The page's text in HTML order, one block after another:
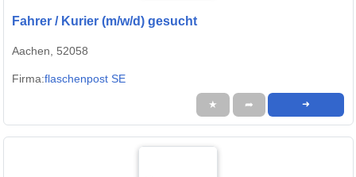
Fahrer / Kurier (m/w/d) gesucht
Aachen, 52058
Firma:flaschenpost SE
★ ➦ ➜